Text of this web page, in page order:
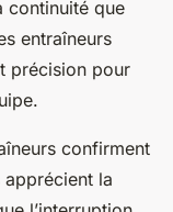
continuité que
entraîneurs
précision pour
confirment
apprécient la